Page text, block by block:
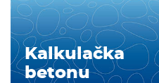
Kalkulačka
betonu